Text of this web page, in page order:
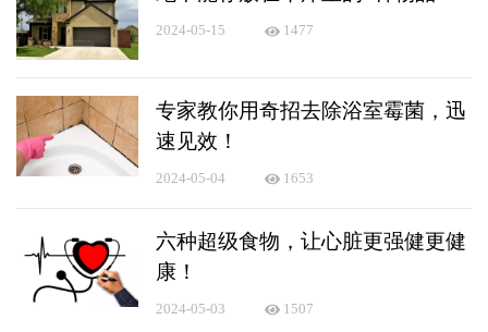
2024-05-15 1477
专家教你用奇招去除浴室霉菌，迅
速见效！
2024-05-04 1653
六种超级食物，让心脏更强健更健
康！
2024-05-03 1507